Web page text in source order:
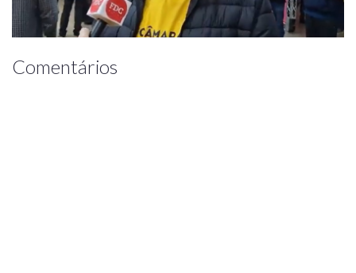
Comentários